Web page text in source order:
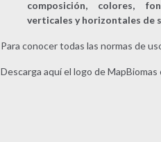
composición, colores,
verticales y horizontales de
Para conocer todas las normas de
Descarga aquí el logo de